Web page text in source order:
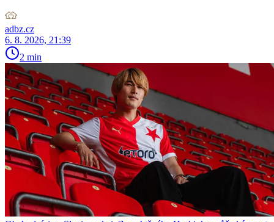
adbz.cz
6. 8. 2026, 21:39
2 min